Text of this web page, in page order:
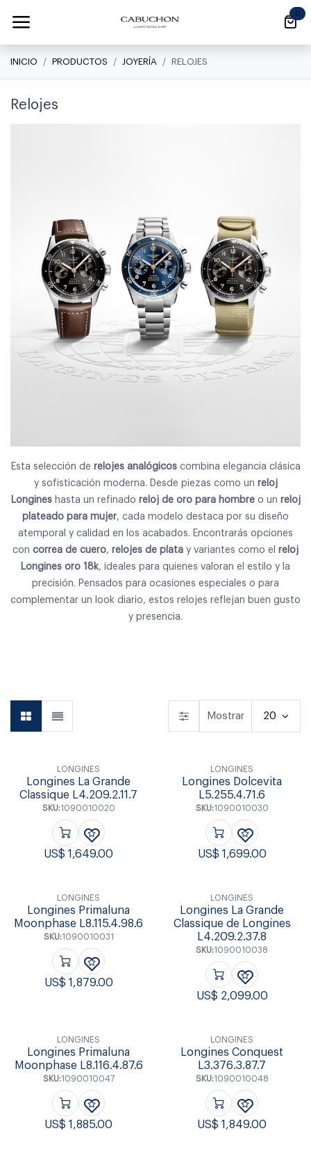
0
INICIO PRODUCTOS JOYERÍA RELOJES
Relojes
Esta selección de relojes analógicoscombina elegancia clásica
y sofisticación moderna. Desde piezas como un reloj
Longineshasta un refinado reloj de oro para hombreo un reloj
plateado para mujer, cada modelo destaca por su diseño
atemporal y calidad en los acabados. Encontrarás opciones
con correa de cuero, relojes de plata y variantes como el reloj
Longines oro 18k, ideales para quienes valoran el estilo y la
precisión. Pensados para ocasiones especiales o para
complementar un look diario, estos relojes reflejan buen gusto
y presencia.
Mostrar 20
LONGINES
Longines La Grande
Classique L4.209.2.11.7
SKU:1090010020
US$1,649.00
LONGINES
Longines Dolcevita
L5.255.4.71.6
SKU:1090010030
US$ 1,699.00
LONGINES
Longines Primaluna
Moonphase L8.115.4.98.6
SKU:1090010031
US$ 1,879.00
LONGINES
Longines La Grande
Classique de Longines
L4.209.2.37.8
SKU:1090010038
US$ 2,099.00
LONGINES
Longines Primaluna
Moonphase L8.116.4.87.6
SKU:1090010047
US$1,885.00
LONGINES
Longines Conquest
L3.376.3.87.7
SKU:1090010048
US$1,849.00